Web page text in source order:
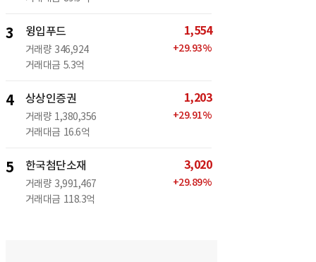
3 윙입푸드
거래량 346,924
거래대금 5.3억
1,554
+29.93%
4 상상인증권
거래량 1,380,356
거래대금 16.6억
1,203
+29.91%
5 한국첨단소재
거래량 3,991,467
거래대금 118.3억
3,020
+29.89%